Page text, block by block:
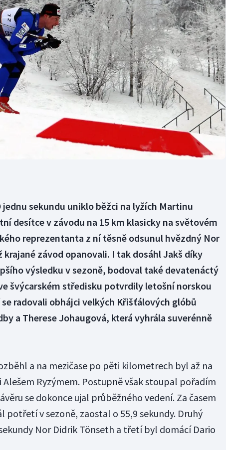
Moderní pětiboj
Motorsport
Olympijské hry
Parasport
Plavání
Plážový volejbal
Triatlon
Veslování
Vodní slalom
Volejbal
Ostatní
jednu sekundu uniklo běžci na lyžích Martinu
desítce v závodu na 15 km klasicky na světovém
reprezentanta z ní těsně odsunul hvězdný Nor
závod opanovali. I tak dosáhl Jakš díky
výsledku v sezoně, bodoval také devatenáctý
švýcarském středisku potvrdily letošní norskou
radovali obhájci velkých Křišťálových glóbů
a Therese Johaugová, která vyhrála suverénně
a na mezičase po pěti kilometrech byl až na
Alešem Ryzýmem. Postupně však stoupal pořadím
se dokonce ujal průběžného vedení. Za časem
potřetí v sezoně, zaostal o 55,9 sekundy. Druhý
Nor Didrik Tönseth a třetí byl domácí Dario